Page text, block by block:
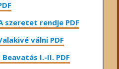
​szeretet rendje PDF
válni PDF
I.-II. PDF